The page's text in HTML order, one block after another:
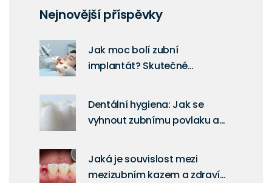
Nejnovější příspěvky
Jak moc bolí zubní
implantát? Skutečné
Dentální hygiena: Jak se
vyhnout zubnímu povlaku a
Jaká je souvislost mezi
mezizubním kazem a zdravím